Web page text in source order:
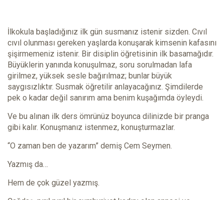
İlkokula başladığınız ilk gün susmanız istenir sizden. Cıvıl
cıvıl olunması gereken yaşlarda konuşarak kimsenin kafasını
şişirmemeniz istenir. Bir disiplin öğretisinin ilk basamağıdır.
Büyüklerin yanında konuşulmaz, soru sorulmadan lafa
girilmez, yüksek sesle bağırılmaz; bunlar büyük
saygısızlıktır. Susmak öğretilir anlayacağınız. Şimdilerde
pek o kadar değil sanırım ama benim kuşağımda öyleydi.
Ve bu alınan ilk ders ömrünüz boyunca dilinizde bir pranga
gibi kalır. Konuşmanız istenmez, konuşturmazlar.
“O zaman ben de yazarım” demiş Cem Seymen.
Yazmış da…
Hem de çok güzel yazmış.